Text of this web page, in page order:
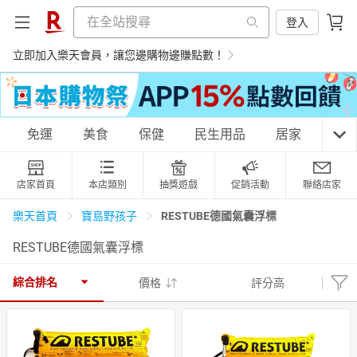
登入
立即加入樂天會員，讓您邊購物邊賺點數！
購物網分類
天天免運 美食蛋糕 養生保健
居家生活 3C家電 親子玩具
女裝 男裝 化妝保養 情趣用品
免運 美食 保健 民生用品 居家 3C
店家首頁 本店類別 抽獎遊戲 促銷活動 聯絡店家
樂天首頁 寶島野孩子 RESTUBE德國氣囊浮標
RESTUBE德國氣囊浮標
綜合排名 價格 評分高